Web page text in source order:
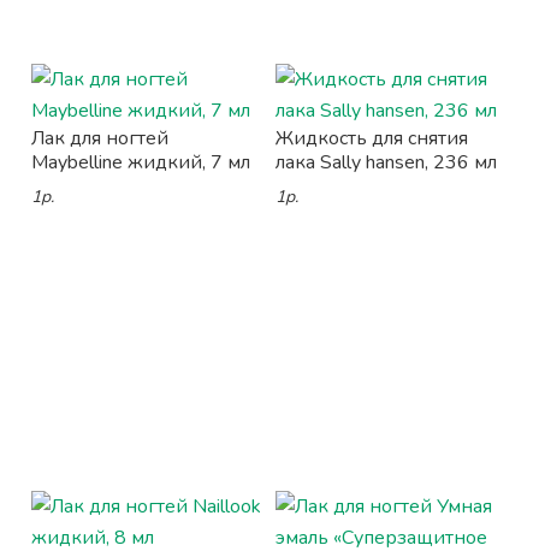
Лак для ногтей
Maybelline жидкий, 7 мл
1р.
Жидкость для снятия
лака Sally hansen, 236 мл
1р.